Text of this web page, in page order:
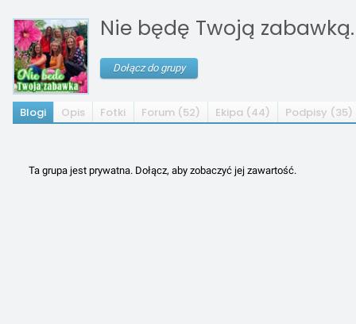
Nie będę Twoją
Dołącz do grupy
Blogi Opis Fotki Forum (52) Ekipa (44) Podpisy (35)
Ta grupa jest prywatna. Dołącz, aby zobaczyć jej zawartość.